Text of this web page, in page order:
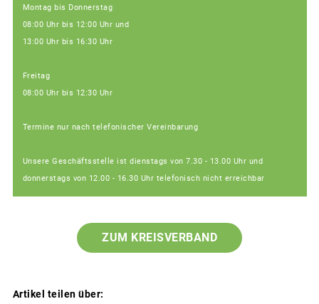
Montag bis Donnerstag
08:00 Uhr bis 12:00 Uhr und
13:00 Uhr bis 16:30 Uhr
Freitag
08:00 Uhr bis 12:30 Uhr
Termine nur nach telefonischer Vereinbarung
Unsere Geschäftsstelle ist dienstags von 7.30 - 13.00 Uhr und
donnerstags von 12.00 - 16.30 Uhr telefonisch nicht erreichbar
ZUM KREISVERBAND
Artikel teilen über: